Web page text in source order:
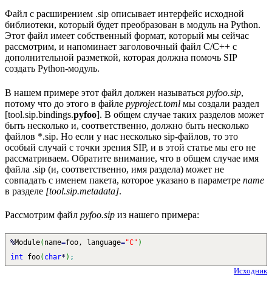
Файл с расширением .sip описывает интерфейс исходной
библиотеки, который будет преобразован в модуль на Python.
Этот файл имеет собственный формат, который мы сейчас
рассмотрим, и напоминает заголовочный файл C/C++ с
дополнительной разметкой, которая должна помочь SIP
создать Python-модуль.
В нашем примере этот файл должен называться pyfoo.sip,
потому что до этого в файле pyproject.toml мы создали раздел
[tool.sip.bindings.pyfoo]. В общем случае таких разделов может
быть несколько и, соответственно, должно быть несколько
файлов *.sip. Но если у нас несколько sip-файлов, то это
особый случай с точки зрения SIP, и в этой статье мы его не
рассматриваем. Обратите внимание, что в общем случае имя
файла .sip (и, соответственно, имя раздела) может не
совпадать с именем пакета, которое указано в параметре name
в разделе [tool.sip.metadata].
Рассмотрим файл pyfoo.sip из нашего примера:
%Module( name=foo, language="C" )
int foo( char* ) ;
Исходник